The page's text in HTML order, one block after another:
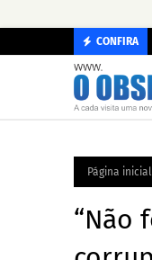
CONFIRA
Página inicial
“Não